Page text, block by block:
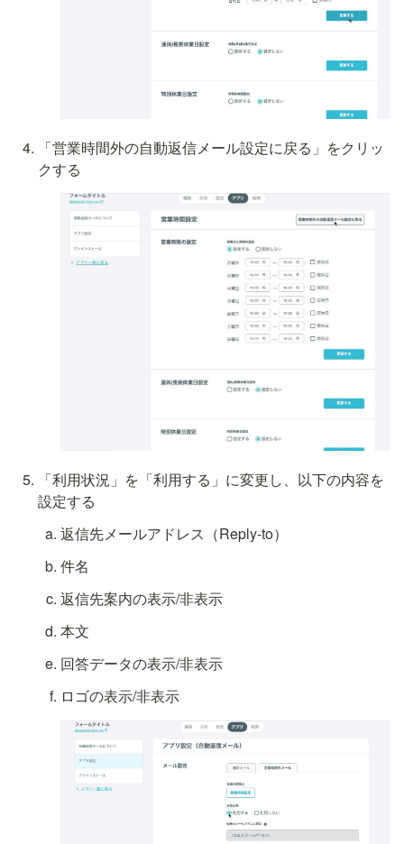
「営業時間外の自動返信メール設定に戻る」をクリッ
クする
「利用状況」を「利用する」に変更し、以下の内容を
設定する
返信先メールアドレス（Reply-to）
件名
返信先案内の表示/非表示
本文
回答データの表示/非表示
ロゴの表示/非表示